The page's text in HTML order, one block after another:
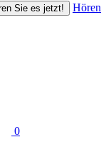
Sie es jetzt!
Hören
0